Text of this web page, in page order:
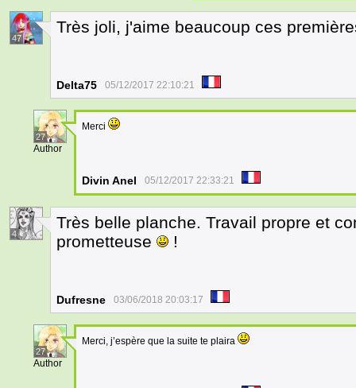
47
Très joli, j'aime beaucoup ces
Delta75 05/12/2017 22:10:21
27
Author
Merci
Divin Anel 05/12/2017 22:33:21
4
Très belle planche. Travail propre et
prometteuse
!
Dufresne 03/06/2018 20:03:17
27
Author
Merci, j’espère que la suite te plaira